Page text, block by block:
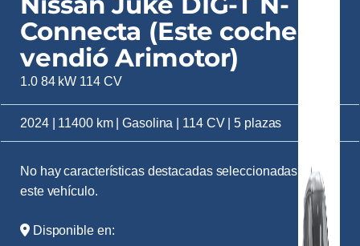
Connecta (Este coche lo
vendió Arimotor)
1.0 84 kW 114 CV
2024 | 11400 km | Gasolina | 114 CV | 5 plazas
No hay características destacadas seleccionadas para
este vehículo.
Disponible en: